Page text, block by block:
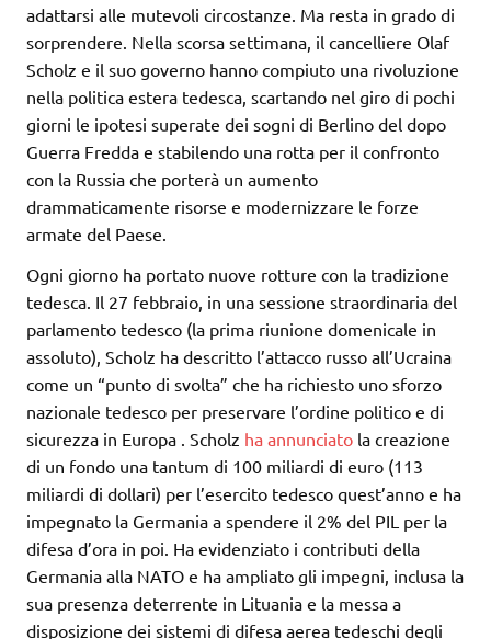
adattarsi alle mutevoli circostanze. Ma resta in grado di
sorprendere. Nella scorsa settimana, il cancelliere Olaf
Scholz e il suo governo hanno compiuto una rivoluzione
nella politica estera tedesca, scartando nel giro di pochi
giorni le ipotesi superate dei sogni di Berlino del dopo
Guerra Fredda e stabilendo una rotta per il confronto
con la Russia che porterà un aumento
drammaticamente risorse e modernizzare le forze
armate del Paese.
Ogni giorno ha portato nuove rotture con la tradizione
tedesca. Il 27 febbraio, in una sessione straordinaria del
parlamento tedesco (la prima riunione domenicale in
assoluto), Scholz ha descritto l’attacco russo all’Ucraina
come un “punto di svolta” che ha richiesto uno sforzo
nazionale tedesco per preservare l’ordine politico e di
sicurezza in Europa . Scholz ha annunciato la creazione
di un fondo una tantum di 100 miliardi di euro (113
miliardi di dollari) per l’esercito tedesco quest’anno e ha
impegnato la Germania a spendere il 2% del PIL per la
difesa d’ora in poi. Ha evidenziato i contributi della
Germania alla NATO e ha ampliato gli impegni, inclusa la
sua presenza deterrente in Lituania e la messa a
disposizione dei sistemi di difesa aerea tedeschi degli